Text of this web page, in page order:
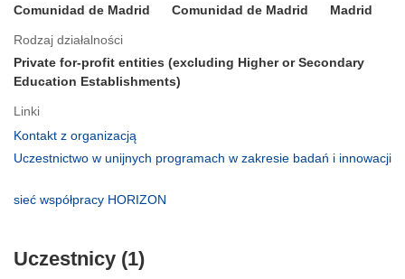
Comunidad de Madrid
Comunidad de Madrid Madrid
Rodzaj działalności
Private for-profit entities (excluding Higher or Secondary
Education Establishments)
Linki
Kontakt z organizacją
otworzy
Uczestnictwo w unijnych programach w zakresie badań i innowacji
otworzy
nowym
oknie)
sieć współpracy HORIZON
Uczestnicy (1)